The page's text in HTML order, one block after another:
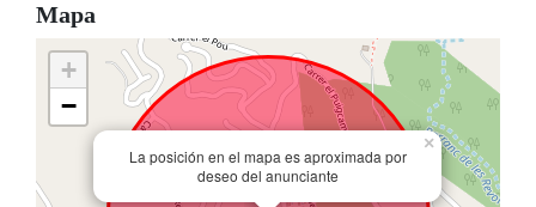
Mapa
La posición en el mapa es aproximada por
deseo del anunciante
×
+
−